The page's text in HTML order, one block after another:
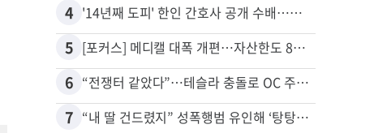
4 '14년째 도피' 한인 간호사 공개 수배…메디케어 사기 유죄
5 [포커스] 메디캘 대폭 개편…자산한도 84% 축소
6 “전쟁터 같았다”…테슬라 충돌로 OC 주택 4채 파손
7 “내 딸 건드렸지” 성폭행범 유인해 ‘탕탕’…아빠의 복수 결말